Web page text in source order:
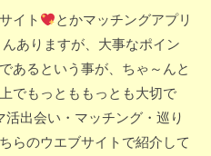
イト
とかマッチングアプリ
ありますが、大事なポイン
あるという事が、ちゃ～んと
でもっとももっとも大切で
出会い・マッチング・巡り
らのウエブサイトで紹介して